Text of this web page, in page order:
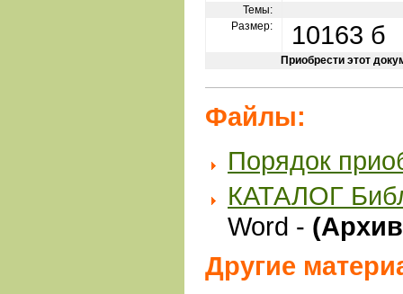
Темы:
Размер:
10163 б
Приобрести этот
Файлы:
Порядок
КАТАЛОГ
Word -
Другие